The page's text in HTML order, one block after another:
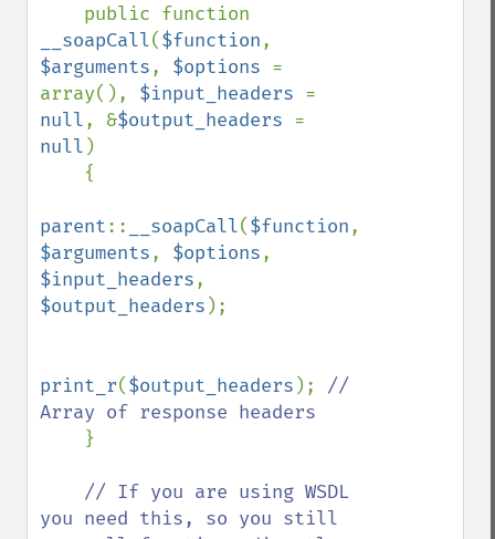
__soapCall($function
$arguments, $options =
array(), $input_headers
null, &$output_headers
null )
parent:: __soapCall($function
$arguments, $options
$input_headers
$output_headers );
print_r($output_headers ); //
Array of response headers
}
// If you are using WSDL
you need this, so you still